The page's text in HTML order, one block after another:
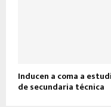
Inducen a coma a
de secundaria técnica